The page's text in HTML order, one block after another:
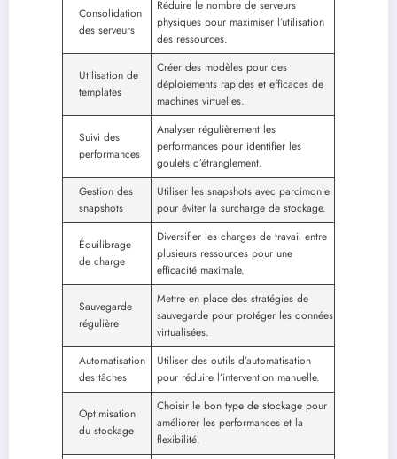
Consolidation
des serveurs
Réduire le nombre de serveurs
physiques pour maximiser l’utilisation
des ressources.
Utilisation de
templates
Créer des modèles pour des
déploiements rapides et efficaces de
machines virtuelles.
Suivi des
performances
Analyser régulièrement les
performances pour identifier les
goulets d’étranglement.
Gestion des
snapshots
Utiliser les snapshots avec parcimonie
pour éviter la surcharge de stockage.
Équilibrage
de charge
Diversifier les charges de travail entre
plusieurs ressources pour une
efficacité maximale.
Sauvegarde
régulière
Mettre en place des stratégies de
sauvegarde pour protéger les données
virtualisées.
Automatisation
des tâches
Utiliser des outils d’automatisation
pour réduire l’intervention manuelle.
Optimisation
du stockage
Choisir le bon type de stockage pour
améliorer les performances et la
flexibilité.